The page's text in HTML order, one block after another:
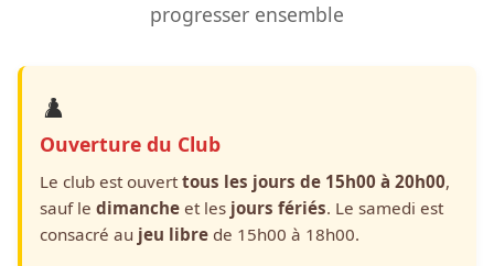
progresser ensemble
♟️
Ouverture du Club
Le club est ouvert tous les jours de 15h00 à 20h00,
sauf le dimanche et les jours fériés. Le samedi est
consacré au jeu libre de 15h00 à 18h00.